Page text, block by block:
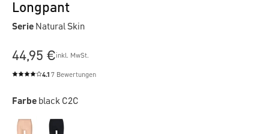
Longpant
Serie Natural Skin
44,95 €inkl. MwSt.
Durchschnittliche Bewertung von 4.1 von 5 Sternen
4.1 7 Bewertungen
Farbe black C2C